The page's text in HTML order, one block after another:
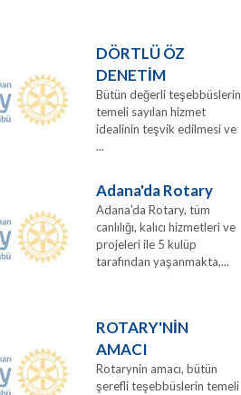
DÖRTLÜ ÖZ
DENETİM
Bütün değerli teşebbüslerin
temeli sayılan hizmet
idealinin teşvik edilmesi ve
...
Adana'da Rotary
Adana'da Rotary, tüm
canlılığı, kalıcı hizmetleri ve
projeleri ile 5 kulüp
tarafından yaşanmakta,...
ROTARY'NİN
AMACI
Rotarynin amacı, bütün
şerefli teşebbüslerin temeli